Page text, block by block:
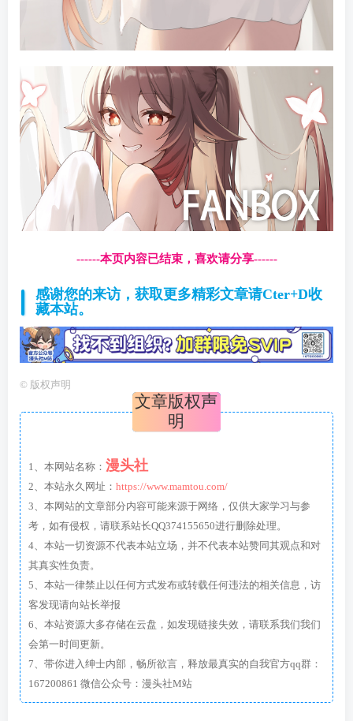
------本页内容已结束，喜欢请分享------
感谢您的来访，获取更多精彩文章请Cter+D收
藏本站。
© 版权声明
文章版权声
明
1、本网站名称： 漫头社
2、本站永久网址： https://www.mamtou.com/
3、本网站的文章部分内容可能来源于网络，仅供大家学习与参
考，如有侵权，请联系站长QQ374155650进行删除处理。
4、本站一切资源不代表本站立场，并不代表本站赞同其观点和对
其真实性负责。
5、本站一律禁止以任何方式发布或转载任何违法的相关信息，访
客发现请向站长举报
6、本站资源大多存储在云盘，如发现链接失效，请联系我们我们
会第一时间更新。
7、带你进入绅士内部，畅所欲言，释放最真实的自我官方qq群：
167200861 微信公众号：漫头社M站